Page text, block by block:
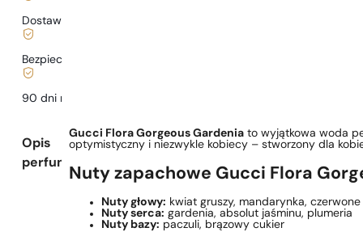
Dostawa już
Bezpieczne zakupy i płatności
90 dni na
Opis
perfum
Gucci Flora Gorgeous Gardenia to wyjątkowa woda
optymistyczny i niezwykle kobiecy – stworzony dla
Nuty zapachowe Gucci Flora
Nuty głowy: kwiat gruszy, mandarynka,
Nuty serca: gardenia, absolut jaśminu, plumeria
Nuty bazy: paczuli, brązowy cukier